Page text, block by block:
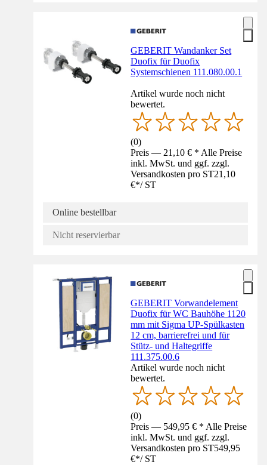
GEBERIT Wandanker Set
Duofix für Duofix
Systemschienen 111.080.00.1
Artikel wurde noch nicht
bewertet.
(0)
Preis — 21,10 € * Alle Preise
inkl. MwSt. und ggf. zzgl.
Versandkosten pro ST21,10
€*/ ST
Online bestellbar
Nicht reservierbar
GEBERIT Vorwandelement
Duofix für WC Bauhöhe 1120
mm mit Sigma UP-Spülkasten
12 cm, barrierefrei und für
Stütz- und Haltegriffe
111.375.00.6
Artikel wurde noch nicht
bewertet.
(0)
Preis — 549,95 € * Alle Preise
inkl. MwSt. und ggf. zzgl.
Versandkosten pro ST549,95
€*/ ST